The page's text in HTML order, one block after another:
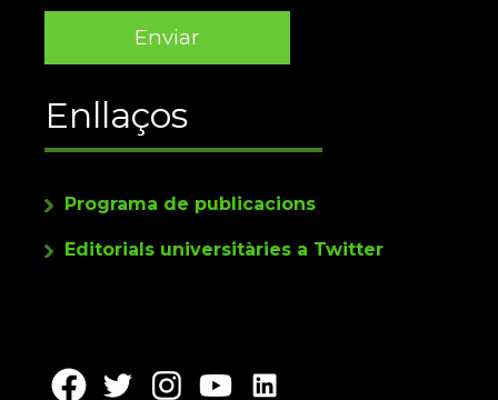
Enllaços
Programa de publicacions
Editorials universitàries a Twitter